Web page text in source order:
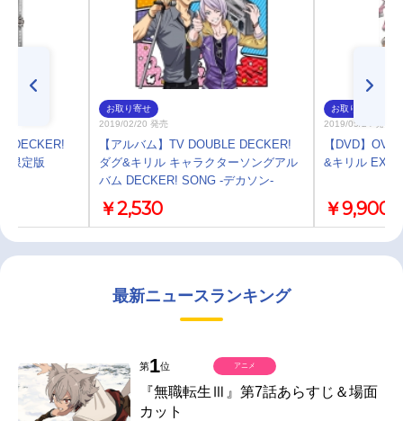
DECKER!
限定版
お取り寄せ
2019/02/20 発売
【アルバム】TV DOUBLE DECKER!
ダグ&キリル キャラクターソングアル
バム DECKER! SONG -デカソン-
￥2,530
お取り寄せ
2019/05/24 発売
【DVD】
&キリル
￥9,900
最新ニュースランキング
第1位
『無職転生Ⅲ』第7話あらすじ＆場面
カット
アニメ